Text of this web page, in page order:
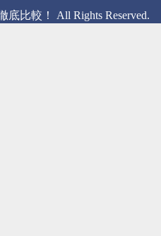
比較！ All Rights Reserved.